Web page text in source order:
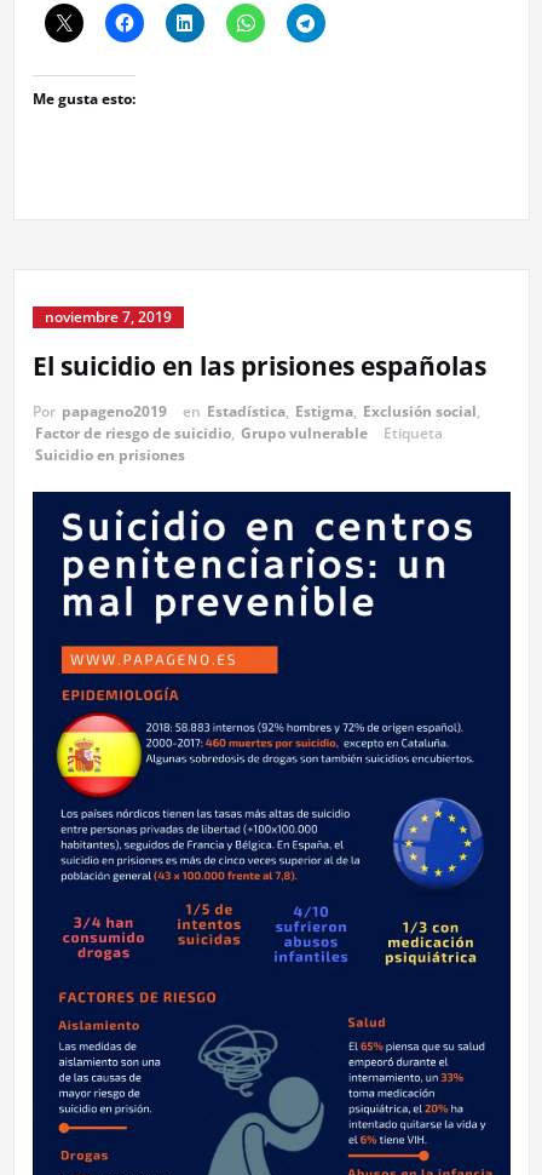
Me gusta esto:
noviembre 7, 2019
El suicidio en las prisiones españolas
Por papageno2019 en Estadística, Estigma, Exclusión social,
Factor de riesgo de suicidio, Grupo vulnerable
Etiqueta
Suicidio en prisiones